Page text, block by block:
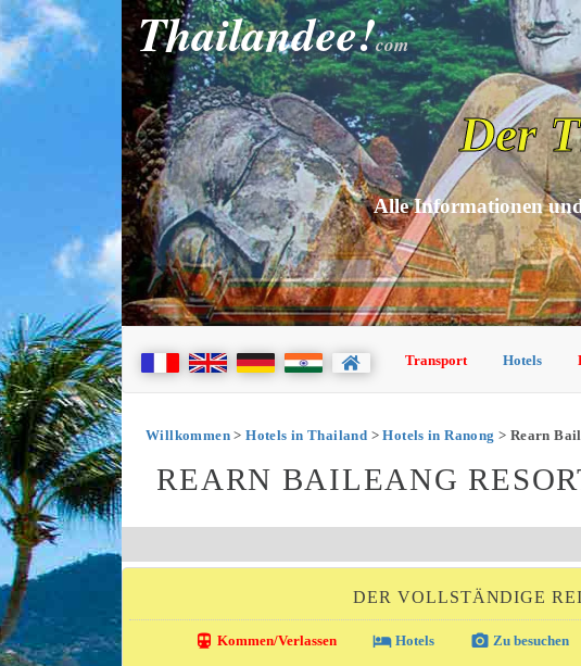
Thailandee!com
Der
Alle Informationen
Transport Hotels
Willkommen>Hotels in Thailand >Hotels in Ranong > Rearn
REARN BAILEANG
DER VOLLSTÄNDIGE
directions_transit Kommen/Verlassen local_hotelHotels photo_camera Zu besuchen